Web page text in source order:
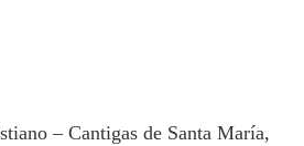
– Cantigas de Santa María,